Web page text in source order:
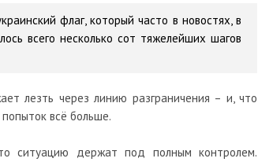
флаг, который часто в новостях, в
всего несколько сот тяжелейших шагов
лезть через линию разграничения – и, что
всё больше.
ситуацию держат под полным контролем.